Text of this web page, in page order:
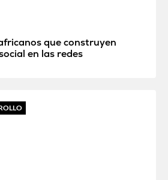
que construyen
en las redes